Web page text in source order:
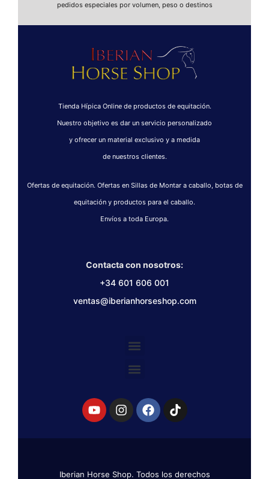
pedidos especiales por volumen, peso o destinos
Tienda Hípica Online de productos de equitación.
Nuestro objetivo es dar un servicio personalizado
y ofrecer un material exclusivo y a medida
de nuestros clientes.
Ofertas de equitación. Ofertas en Sillas de Montar a caballo, botas de
equitación y productos para el caballo.
Envíos a toda Europa.
Contacta con nosotros:
+34 601 606 001
ventas@iberianhorseshop.com
Iberian Horse Shop. Todos los derechos